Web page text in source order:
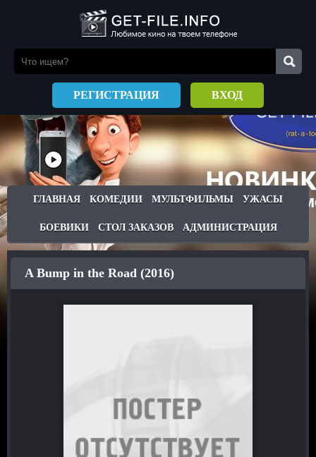
РЕГИСТРАЦИЯ ВХОД
ГЛАВНАЯ КОМЕДИИ МУЛЬТФИЛЬМЫ УЖАСЫ
БОЕВИКИ СТОЛ ЗАКАЗОВ АДМИНИСТРАЦИЯ
A Bump in the Road (2016)